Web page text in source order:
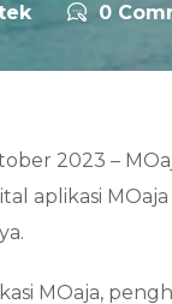
0
2023 –
aplikasi
MOaja,